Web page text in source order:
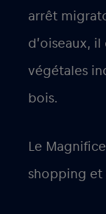
arrêt
d’oiseaux,
végétales
bois.
Le
shopping et